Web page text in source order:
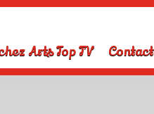
Arts Top TV Contact